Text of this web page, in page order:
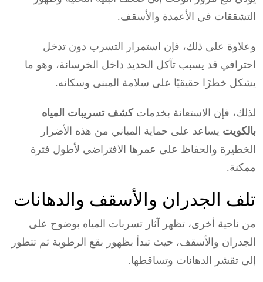
التشققات في الأعمدة والأسقف.
وعلاوة على ذلك، فإن استمرار التسرب دون تدخل
احترافي قد يسبب تآكل الحديد داخل الخرسانة، وهو ما
يشكل خطرًا حقيقيًا على سلامة المبنى وسكانه.
لذلك، فإن الاستعانة بخدماتكشف تسريبات المياه
بالكويت يساعد على حماية المباني من هذه الأضرار
الخطيرة والحفاظ على عمرها الافتراضي لأطول فترة
ممكنة.
تلف الجدران والأسقف والدهانات
من ناحية أخرى، تظهر آثار تسربات المياه بوضوح على
الجدران والأسقف، حيث تبدأ بظهور بقع الرطوبة ثم تتطور
إلى تقشر الدهانات وتساقطها.